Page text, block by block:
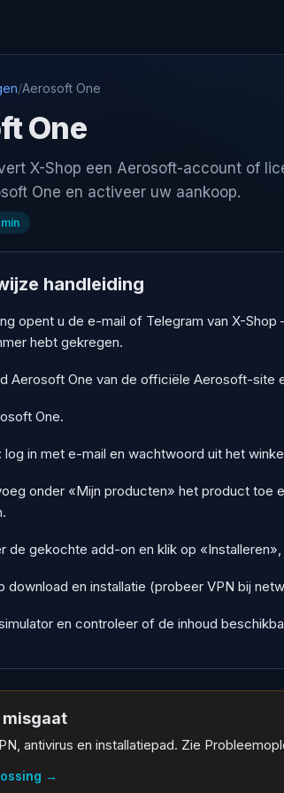
/Aerosoft One
One
X-Shop een Aerosoft-account of
One en activeer uw aankoop.
min
handleiding
opent u de e-mail of Telegram van X-
hebt gekregen.
Aerosoft One van de officiële Aerosoft-site
One.
log in met e-mail en wachtwoord uit het
onder «Mijn producten» het product toe
de gekochte add-on en klik op «Installeren»,
download en installatie (probeer VPN bij
en controleer of de inhoud
misgaat
antivirus en installatiepad. Zie
→